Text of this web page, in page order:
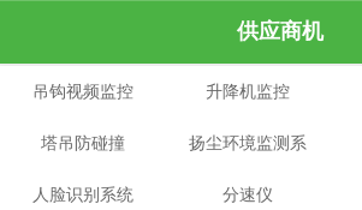
供应商机
吊钩视频监控 升降机监控
塔吊防碰撞 扬尘环境监测系
统
人脸识别系统 分速仪